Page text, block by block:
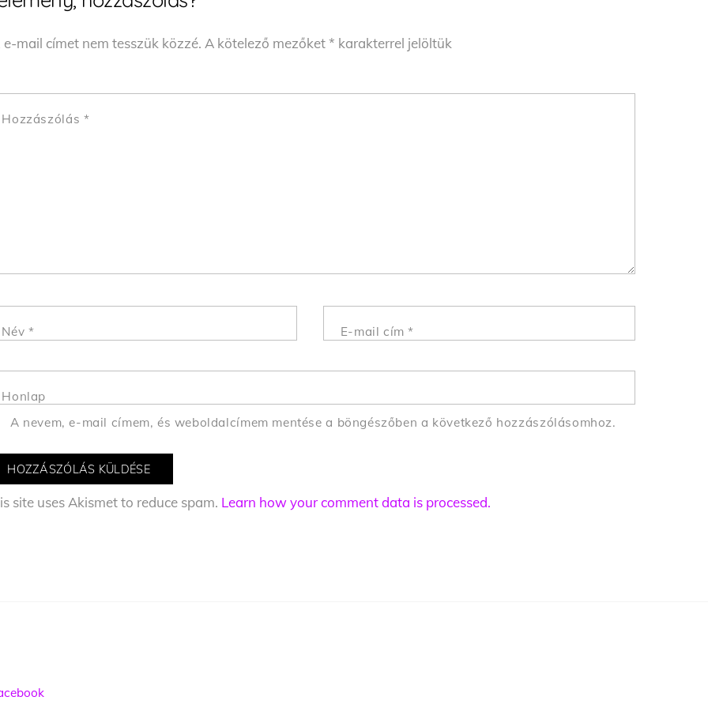
e-mail címet nem tesszük közzé. A kötelező mezőket* karakterrel jelöltük
Hozzászólás *
Név * E-mail cím*
Honlap
A nevem, e-mail címem, és weboldalcímem mentése a böngészőben a következő hozzászólásomhoz.
site uses Akismet to reduce spam. Learn how your comment data is processed.